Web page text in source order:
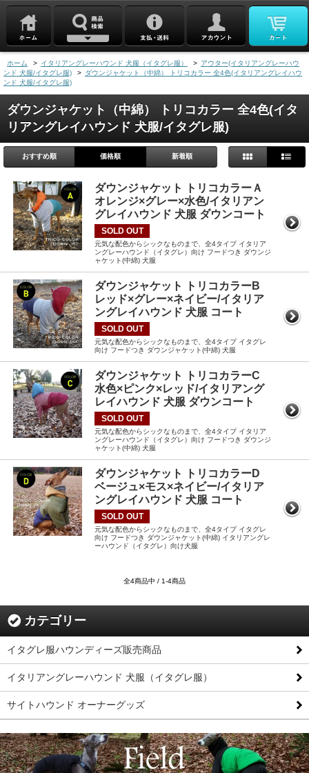
ホーム > イタリアングレーハウンド 犬服（イタグレ服） > アウター(イタリアングレーハウ
ンド 犬服/イタグレ服)
> ダウンジャケット（中綿） トリコカラー 全4色(イタリアングレイハウ
ンド 犬服/イタグレ服)
ダウンジャケット（中綿） トリコカラー 全4色(イタ
リアングレイハウンド 犬服/イタグレ服)
おすすめ順 価格順 新着順
ダウンジャケット トリコカラーＡ
オレンジ×グレー×水色/イタリアン
グレイハウンド 犬服 ダウンコート
SOLD OUT
元気な配色からシックなものまで、全4タイプ イタリア
ングレーハウンド（イタグレ）向け フードつき ダウンジ
ャケット(中綿) 犬服
ダウンジャケット トリコカラーB
レッド×グレー×ネイビー/イタリア
ングレイハウンド 犬服 コート
SOLD OUT
元気な配色からシックなものまで、全4タイプ イタグレ
向け フードつき ダウンジャケット(中綿) 犬服
ダウンジャケット トリコカラーC
水色×ピンク×レッド/イタリアング
レイハウンド 犬服 ダウンコート
SOLD OUT
元気な配色からシックなものまで、全4タイプ イタリア
ングレーハウンド（イタグレ）向け フードつき ダウンジ
ャケット(中綿) 犬服
ダウンジャケット トリコカラーD
ベージュ×モス×ネイビー/イタリア
ングレイハウンド 犬服 コート
SOLD OUT
元気な配色からシックなものまで、全4タイプ イタグレ
向け フードつき ダウンジャケット(中綿) イタリアングレ
ーハウンド（イタグレ）向け犬服
全4商品中 / 1-4商品
カテゴリー
イタグレ服ハウンディーズ販売商品
イタリアングレーハウンド 犬服（イタグレ服）
サイトハウンド オーナーグッズ